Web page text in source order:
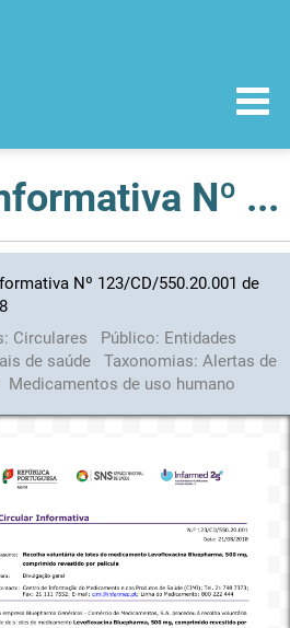
Circular Informativa Nº 123/CD/550.20.001 de 21/08/2018
Nº 123/CD/550.20.001 de
Circulares Público: Entidades
de saúde
Taxonomias: Alertas de
Medicamentos de uso humano